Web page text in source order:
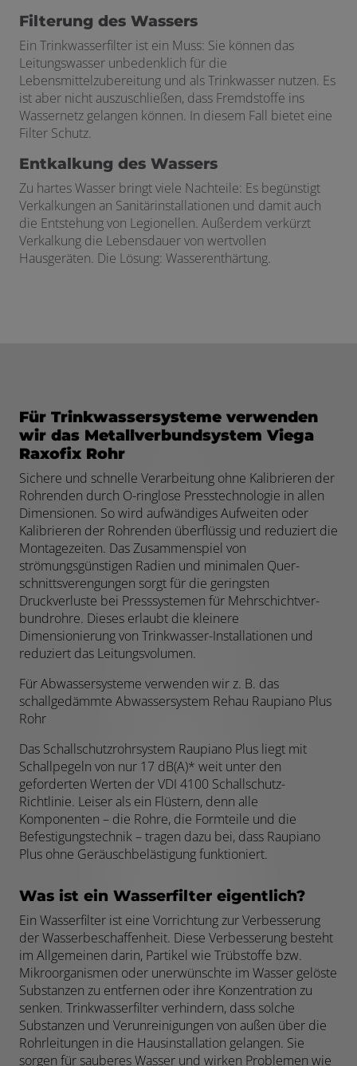
Filterung des Wassers
Ein Trinkwasserfilter ist ein Muss: Sie können das
Leitungswasser unbedenklich für die
Lebensmittelzubereitung und als Trinkwasser nutzen. Es
ist aber nicht auszuschließen, dass Fremdstoffe ins
Wassernetz gelangen können. In diesem Fall bietet eine
Filter Schutz.
Entkalkung des Wassers
Zu hartes Wasser bringt viele Nachteile: Es begünstigt
Verkalkungen an Sanitärinstallationen und damit auch
die Entstehung von Legionellen. Außerdem verkürzt
Verkalkung die Lebensdauer von wertvollen
Hausgeräten. Die Lösung: Wasserenthärtung.
Für Trinkwassersysteme verwenden
wir das Metallverbundsystem Viega
Raxofix Rohr
Sichere und schnelle Verarbeitung ohne Kalibrieren der
Rohrenden durch O-​ringlose Presstechnologie in allen
Dimensionen. So wird aufwändiges Aufweiten oder
Kalibrieren der Rohrenden überflüssig und reduziert die
Montagezeiten. Das Zusammenspiel von
strömungsgünstigen Radien und minimalen Qu­er­
schnitts­ver­en­gun­gen sorgt für die geringsten
Druckverluste bei Press­systemen für Mehr­schicht­ver­
bun­d­roh­re. Dieses erlaubt die kleinere
Dimensionierung von Trinkwasser-​Installationen und
reduziert das Leitungsvolumen.
Für Abwassersysteme verwenden wir z. B. das
schallgedämmte Abwassersystem Rehau Raupiano Plus
Rohr
Das Schallschutzrohrsystem Raupiano Plus liegt mit
Schallpegeln von nur 17 dB(A)* weit unter den
geforderten Werten der VDI 4100 Schallschutz-
Richtlinie. Leiser als ein Flüstern, denn alle
Komponenten – die Rohre, die Formteile und die
Befestigungstechnik – tragen dazu bei, dass Raupiano
Plus ohne Geräuschbelästigung funktioniert.
Was ist ein Wasserfilter eigentlich?
Ein Wasserfilter ist eine Vorrichtung zur Verbesserung
der Wasserbeschaffenheit. Diese Verbesserung besteht
im Allgemeinen darin, Partikel wie Trübstoffe bzw.
Mikroorganismen oder unerwünschte im Wasser gelöste
Substanzen zu entfernen oder ihre Konzentration zu
senken. Trinkwasserfilter verhindern, dass solche
Substanzen und Verunreinigungen von außen über die
Rohrleitungen in die Hausinstallation gelangen. Sie
sorgen für sauberes Wasser und wirken Problemen wie